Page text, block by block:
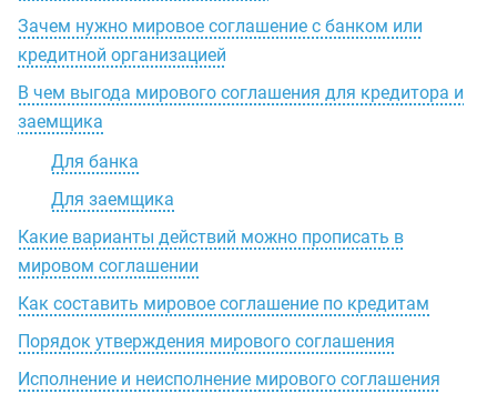
Зачем нужно мировое соглашение с банком или
кредитной организацией
В чем выгода мирового соглашения для кредитора и
заемщика
Для банка
Для заемщика
Какие варианты действий можно прописать в
мировом соглашении
Как составить мировое соглашение по кредитам
Порядок утверждения мирового соглашения
Исполнение и неисполнение мирового соглашения